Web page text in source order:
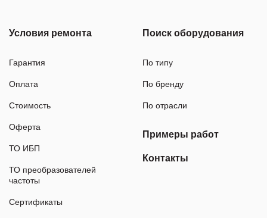
Условия ремонта
Гарантия
Оплата
Стоимость
Оферта
ТО ИБП
ТО преобразователей
частоты
Сертификаты
Поиск оборудования
По типу
По бренду
По отрасли
Примеры работ
Контакты